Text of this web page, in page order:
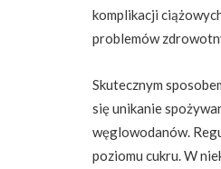
komplikacji
problemów
Skutecznym
się unikanie
węglowodanów.
poziomu cukru. W